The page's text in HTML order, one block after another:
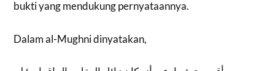
bukti yang mendukung pernyataannya.
Dalam al-Mughni dinyatakan,